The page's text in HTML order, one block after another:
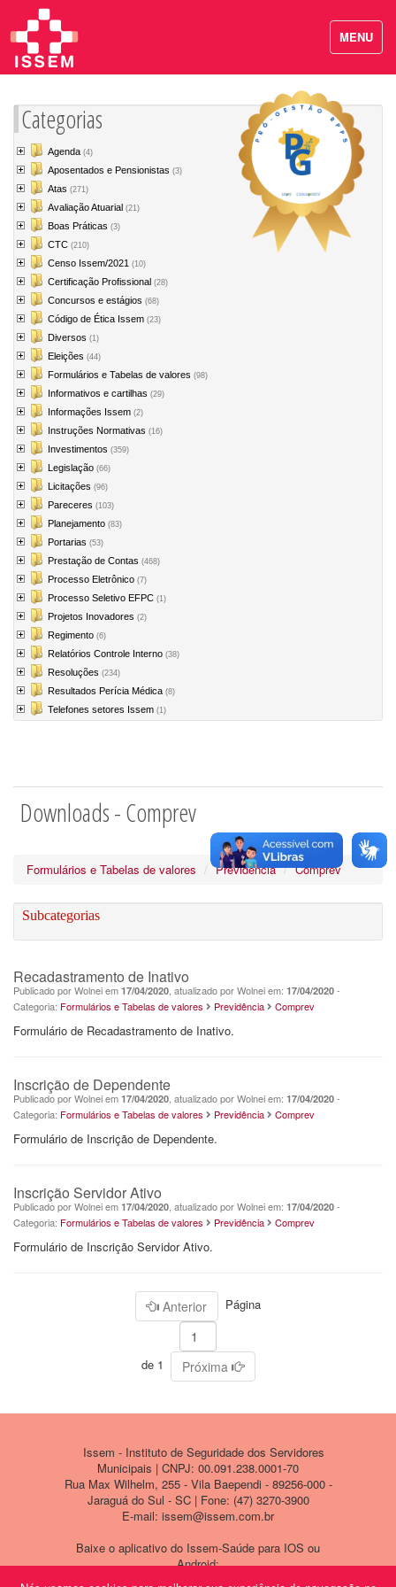
Categorias
Agenda (4)
Aposentados e Pensionistas (3)
Atas (271)
Avaliação Atuarial (21)
Boas Práticas (3)
CTC (210)
Censo Issem/2021 (10)
Certificação Profissional (28)
Concursos e estágios (68)
Código de Ética Issem (23)
Diversos (1)
Eleições (44)
Formulários e Tabelas de valores (98)
Informativos e cartilhas (29)
Informações Issem (2)
Instruções Normativas (16)
Investimentos (359)
Legislação (66)
Licitações (96)
Pareceres (103)
Planejamento (83)
Portarias (53)
Prestação de Contas (468)
Processo Eletrônico (7)
Processo Seletivo EFPC (1)
Projetos Inovadores (2)
Regimento (6)
Relatórios Controle Interno (38)
Resoluções (234)
Resultados Perícia Médica (8)
Telefones setores Issem (1)
Downloads - Comprev
Formulários e Tabelas de valores Previdência Comprev
Subcategorias
Recadastramento de Inativo
Publicado por Wolnei em 17/04/2020 , atualizado por Wolnei em: 17/04/2020 -
Categoria: Formulários e Tabelas de valores Previdência Comprev
Formulário de Recadastramento de Inativo.
Inscrição de Dependente
Publicado por Wolnei em 17/04/2020 , atualizado por Wolnei em: 17/04/2020 -
Categoria: Formulários e Tabelas de valores Previdência Comprev
Formulário de Inscrição de Dependente.
Inscrição Servidor Ativo
Publicado por Wolnei em 17/04/2020 , atualizado por Wolnei em: 17/04/2020 -
Categoria: Formulários e Tabelas de valores Previdência Comprev
Formulário de Inscrição Servidor Ativo.
Anterior Página
de 1 Próxima
Issem - Instituto de Seguridade dos Servidores
Municipais | CNPJ: 00.091.238.0001-70
Rua Max Wilhelm, 255 - Vila Baependi - 89256-000 -
Jaraguá do Sul - SC | Fone: (47) 3270-3900
E-mail: issem@issem.com.br
Baixe o aplicativo do Issem-Saúde para IOS ou
Android:
MENU